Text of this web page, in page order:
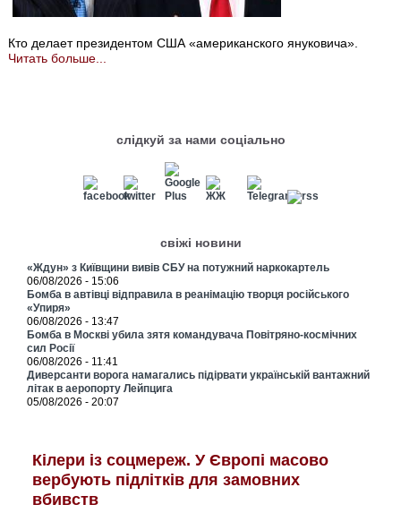
Кто делает президентом США «американского януковича».
Читать больше...
слідкуй за нами соціально
свіжі новини
«Ждун» з Київщини вивів СБУ на потужний наркокартель
06/08/2026 - 15:06
Бомба в автівці відправила в реанімацію творця російського
«Упиря»
06/08/2026 - 13:47
Бомба в Москві убила зятя командувача Повітряно-космічних
сил Росії
06/08/2026 - 11:41
Диверсанти ворога намагались підірвати українській вантажний
літак в аеропорту Лейпцига
05/08/2026 - 20:07
Кілери із соцмереж. У Європі масово
вербують підлітків для замовних
вбивств